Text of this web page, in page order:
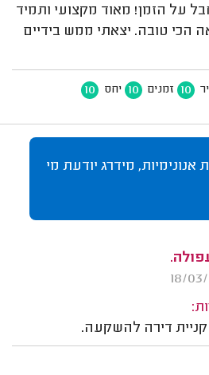
על הזמן! מאוד מקצועי ותמיד
הכי טובה. יצאתי ממש בידיים
10 זמנים 10 יחס 10
אנונימיות, מידרג יודעת מי
קניית דירה להשקעה.